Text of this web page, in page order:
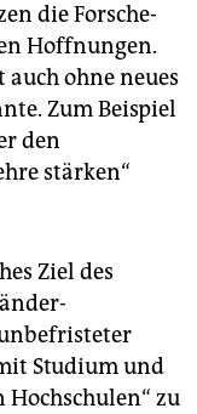
die For­sche­
Hoffnungen.
ohne neues
Zum Beispiel
den
stärken“
Ziel des
Studium und
Hochschulen“ zu